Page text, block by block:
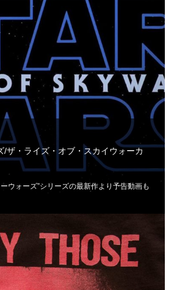
/ザ・ライズ・オブ・スカイウォーカ
ウォーズ”シリーズの最新作より予告動画も